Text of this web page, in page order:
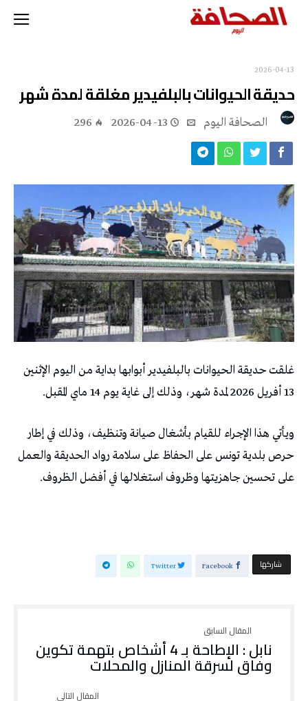
2026-04-13
حديقة الحيوانات بالبلفيدير مغلقة لمدة شهر
2026-04-13
296
غلقت حديقة الحيوانات بالبلفيدير أبوابها بداية من اليوم الإثنين
13 أفريل 2026 لمدة شهر، وذلك إلى غاية يوم 14 ماي المقبل.
ويأتي هذا الإجراء للقيام بأشغال صيانة وتنظيف، وذلك في إطار
حرص بلدية تونس على الحفاظ على سلامة رواد الحديقة والعمل
على تحسين جاهزيتها وظروف استغلالها في أفضل الظروف.
‫‫ شاركها‬ Facebook
Twitter
نابل : الإطاحة بـ 4 أشخاص بتهمة تكوين
وفاق لسرقة المنازل والمحلات